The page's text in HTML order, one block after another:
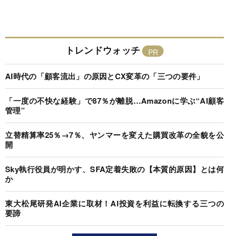
トレンドウォッチ
AI時代の「顧客流出」の原因とCX変革の「三つの要件」
「一度の不快な経験」で87％が離脱…Amazonに学ぶ“AI顧客
管理”
立替精算率25％→7％、ヤンマーを変えた購買改革の全貌を公
開
Sky執行役員が明かす、SFA定着失敗の【本質的原因】とは何
か
東大松尾研発AI企業に取材！AI投資を利益に転換する三つの
要諦